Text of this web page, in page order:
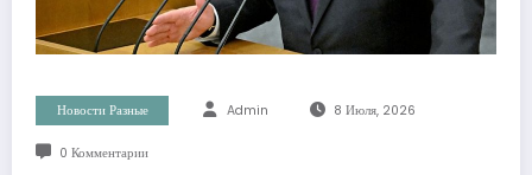
Новости Разные Admin 8 Июля, 2026
0 Комментарии